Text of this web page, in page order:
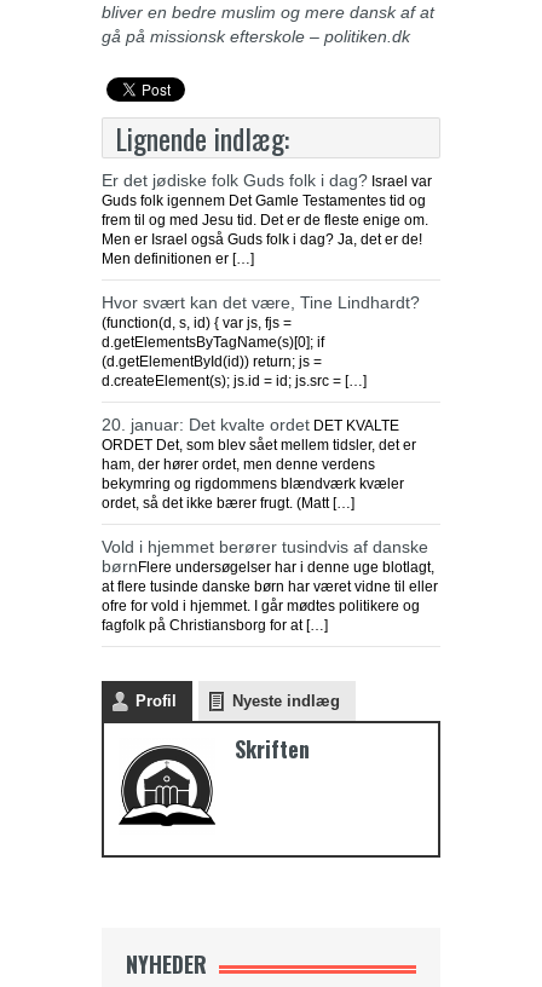
bliver en bedre muslim og mere dansk af at
gå på missionsk efterskole – politiken.dk
Lignende indlæg:
Er det jødiske folk Guds folk i dag? Israel var
Guds folk igennem Det Gamle Testamentes tid og
frem til og med Jesu tid. Det er de fleste enige om.
Men er Israel også Guds folk i dag? Ja, det er de!
Men definitionen er […]
Hvor svært kan det være, Tine Lindhardt?
(function(d, s, id) { var js, fjs =
d.getElementsByTagName(s)[0]; if
(d.getElementById(id)) return; js =
d.createElement(s); js.id = id; js.src = […]
20. januar: Det kvalte ordet DET KVALTE
ORDET Det, som blev sået mellem tidsler, det er
ham, der hører ordet, men denne verdens
bekymring og rigdommens blændværk kvæler
ordet, så det ikke bærer frugt. (Matt […]
Vold i hjemmet berører tusindvis af danske
børn Flere undersøgelser har i denne uge blotlagt,
at flere tusinde danske børn har været vidne til eller
ofre for vold i hjemmet. I går mødtes politikere og
fagfolk på Christiansborg for at […]
Profil Nyeste indlæg
Skriften
NYHEDER